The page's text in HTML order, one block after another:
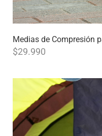
Medias de Compresión
$29.990